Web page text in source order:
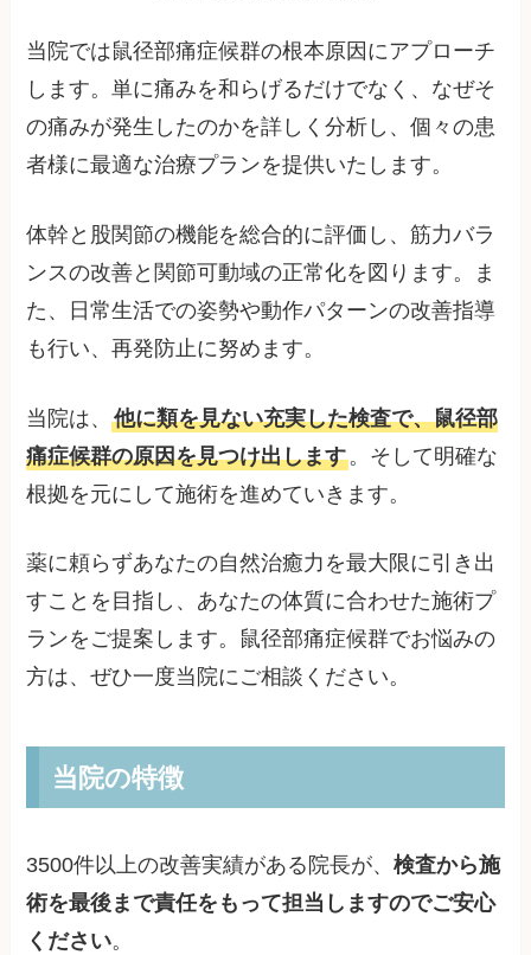
当院では鼠径部痛症候群の根本原因にアプローチ
します。単に痛みを和らげるだけでなく、なぜそ
の痛みが発生したのかを詳しく分析し、個々の患
者様に最適な治療プランを提供いたします。
体幹と股関節の機能を総合的に評価し、筋力バラ
ンスの改善と関節可動域の正常化を図ります。ま
た、日常生活での姿勢や動作パターンの改善指導
も行い、再発防止に努めます。
当院は、他に類を見ない充実した検査で、鼠径部
痛症候群の原因を見つけ出します。そして明確な
根拠を元にして施術を進めていきます。
薬に頼らずあなたの自然治癒力を最大限に引き出
すことを目指し、あなたの体質に合わせた施術プ
ランをご提案します。鼠径部痛症候群でお悩みの
方は、ぜひ一度当院にご相談ください。
当院の特徴
3500件以上の改善実績がある院長が、検査から施
術を最後まで責任をもって担当しますのでご安心
ください。